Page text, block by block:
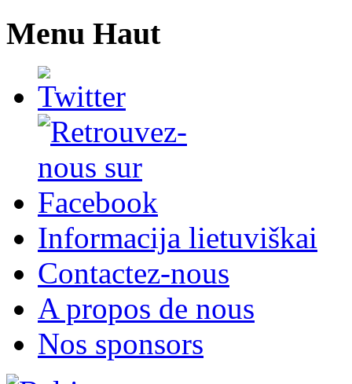
Menu Haut
Informacija lietuviškai
Contactez-nous
A propos de nous
Nos sponsors